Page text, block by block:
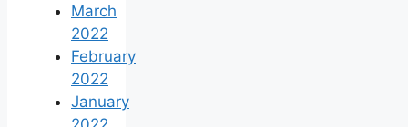
March
2022
February
2022
January